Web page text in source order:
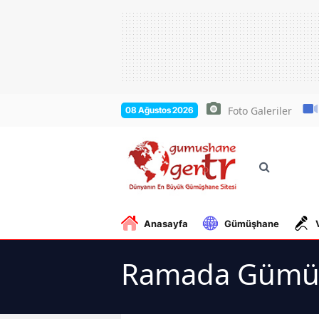
08 Ağustos 2026 Foto Galeriler
Anasayfa Gümüşhane
Ramada